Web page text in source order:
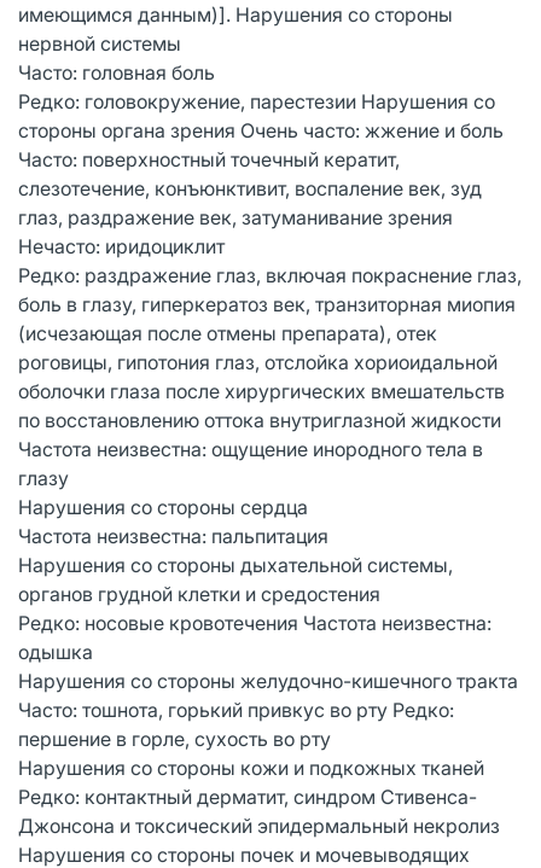
имеющимся данным)]. Нарушения со стороны
нервной системы
Часто: головная боль
Редко: головокружение, парестезии Нарушения со
стороны органа зрения Очень часто: жжение и боль
Часто: поверхностный точечный кератит,
слезотечение, конъюнктивит, воспаление век, зуд
глаз, раздражение век, затуманивание зрения
Нечасто: иридоциклит
Редко: раздражение глаз, включая покраснение глаз,
боль в глазу, гиперкератоз век, транзиторная миопия
(исчезающая после отмены препарата), отек
роговицы, гипотония глаз, отслойка хориоидальной
оболочки глаза после хирургических вмешательств
по восстановлению оттока внутриглазной жидкости
Частота неизвестна: ощущение инородного тела в
глазу
Нарушения со стороны сердца
Частота неизвестна: пальпитация
Нарушения со стороны дыхательной системы,
органов грудной клетки и средостения
Редко: носовые кровотечения Частота неизвестна:
одышка
Нарушения со стороны желудочно-кишечного тракта
Часто: тошнота, горький привкус во рту Редко:
першение в горле, сухость во рту
Нарушения со стороны кожи и подкожных тканей
Редко: контактный дерматит, синдром Стивенса-
Джонсона и токсический эпидермальный некролиз
Нарушения со стороны почек и мочевыводящих